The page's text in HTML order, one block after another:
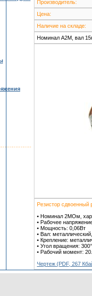
Производитель:
Цена:
Наличие на складе:
Номинал A2M, вал
Резистор сдвоенный
• Номинал 2MОм,
• Рабочее
• Мощность: 0,06Вт
• Вал:
• Крепление:
• Угол вращения:
• Рабочий момент:
Чертеж (PDF, 267